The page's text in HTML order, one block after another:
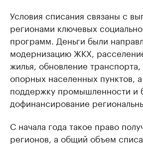
Условия списания связаны с
регионами ключевых
программ. Деньги были
модернизацию ЖКХ,
жилья, обновление транспорта,
опорных населенных пунктов,
поддержку промышленности и
дофинансирование
С начала года такое право
регионов, а общий объем